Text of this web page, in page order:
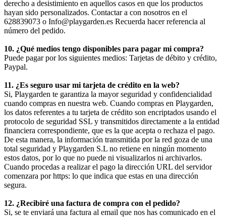
derecho a desistimiento en aquellos casos en que los productos
hayan sido personalizados. Contactar a con nosotros en el
628839073 o Info@playgarden.es Recuerda hacer referencia al
número del pedido.
10. ¿Qué medios tengo disponibles para pagar mi compra?
Puede pagar por los siguientes medios: Tarjetas de débito y crédito,
Paypal.
11. ¿Es seguro usar mi tarjeta de crédito en la web?
Si, Playgarden te garantiza la mayor seguridad y confidencialidad
cuando compras en nuestra web. Cuando compras en Playgarden,
los datos referentes a tu tarjeta de crédito son encriptados usando el
protocolo de seguridad SSL y transmitidos directamente a la entidad
financiera correspondiente, que es la que acepta o rechaza el pago.
De esta manera, la información transmitida por la red goza de una
total seguridad y Playgarden S.L no retiene en ningún momento
estos datos, por lo que no puede ni visualizarlos ni archivarlos.
Cuando procedas a realizar el pago la dirección URL del servidor
comenzara por https: lo que indica que estas en una dirección
segura.
12. ¿Recibiré una factura de compra con el pedido?
Si, se te enviará una factura al email que nos has comunicado en el